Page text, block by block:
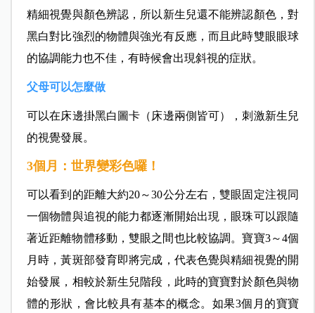
精細視覺與顏色辨認，所以新生兒還不能辨認顏色，對
黑白對比強烈的物體與強光有反應，而且此時雙眼眼球
的協調能力也不佳，有時候會出現斜視的症狀。
父母可以怎麼做
可以在床邊掛黑白圖卡（床邊兩側皆可），刺激新生兒
的視覺發展。
3個月：世界變彩色囉！
可以看到的距離大約20～30公分左右，雙眼固定注視同
一個物體與追視的能力都逐漸開始出現，眼珠可以跟隨
著近距離物體移動，雙眼之間也比較協調。寶寶3～4個
月時，黃斑部發育即將完成，代表色覺與精細視覺的開
始發展，相較於新生兒階段，此時的寶寶對於顏色與物
體的形狀，會比較具有基本的概念。如果3個月的寶寶